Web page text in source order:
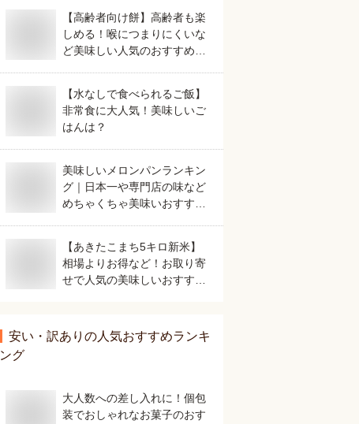
【高齢者向け餅】高齢者も楽
しめる！喉につまりにくいな
ど美味しい人気のおすすめ
【水なしで食べられるご飯】
非常食に大人気！美味しいご
はんは？
美味しいメロンパンランキン
グ｜日本一や専門店の味など
めちゃくちゃ美味いおすすめ
【あきたこまち5キロ新米】
相場よりお得など！お取り寄
せで人気の美味しいおすすめ
安い・訳あり の人気おすすめランキ
ング
大人数への差し入れに！個包
装でおしゃれなお菓子のおす